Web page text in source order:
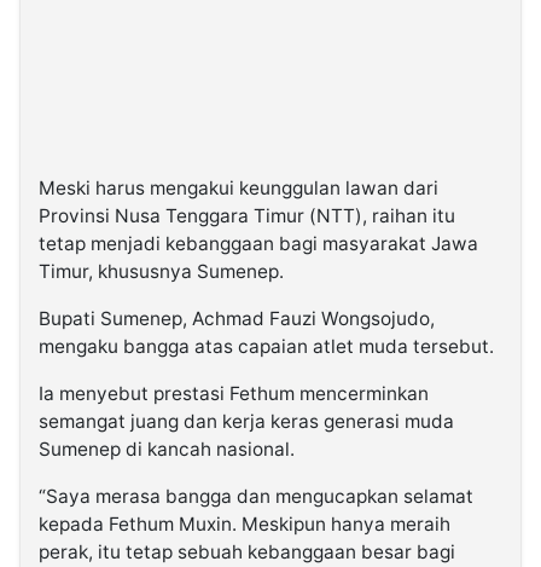
Meski harus mengakui keunggulan lawan dari
Provinsi Nusa Tenggara Timur (NTT), raihan itu
tetap menjadi kebanggaan bagi masyarakat Jawa
Timur, khususnya Sumenep.
Bupati Sumenep, Achmad Fauzi Wongsojudo,
mengaku bangga atas capaian atlet muda tersebut.
Ia menyebut prestasi Fethum mencerminkan
semangat juang dan kerja keras generasi muda
Sumenep di kancah nasional.
“Saya merasa bangga dan mengucapkan selamat
kepada Fethum Muxin. Meskipun hanya meraih
perak, itu tetap sebuah kebanggaan besar bagi